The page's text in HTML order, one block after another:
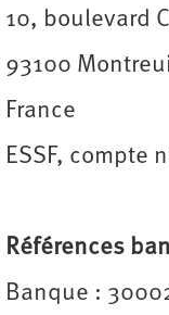
10, boulevard
93100
France
ESSF, compte
Références
Banque :